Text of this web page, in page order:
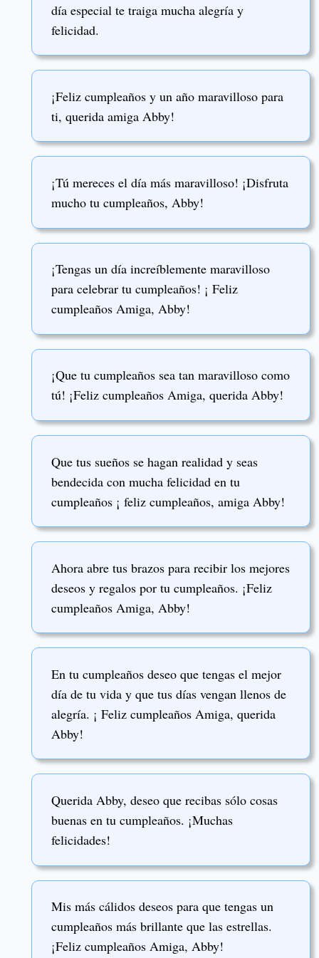
día especial te traiga mucha alegría y
felicidad.
¡Feliz cumpleaños y un año maravilloso para
ti, querida amiga Abby!
¡Tú mereces el día más maravilloso! ¡Disfruta
mucho tu cumpleaños, Abby!
¡Tengas un día increíblemente maravilloso
para celebrar tu cumpleaños! ¡ Feliz
cumpleaños Amiga, Abby!
¡Que tu cumpleaños sea tan maravilloso como
tú! ¡Feliz cumpleaños Amiga, querida Abby!
Que tus sueños se hagan realidad y seas
bendecida con mucha felicidad en tu
cumpleaños ¡ feliz cumpleaños, amiga Abby!
Ahora abre tus brazos para recibir los mejores
deseos y regalos por tu cumpleaños. ¡Feliz
cumpleaños Amiga, Abby!
En tu cumpleaños deseo que tengas el mejor
día de tu vida y que tus días vengan llenos de
alegría. ¡ Feliz cumpleaños Amiga, querida
Abby!
Querida Abby, deseo que recibas sólo cosas
buenas en tu cumpleaños. ¡Muchas
felicidades!
Mis más cálidos deseos para que tengas un
cumpleaños más brillante que las estrellas.
¡Feliz cumpleaños Amiga, Abby!